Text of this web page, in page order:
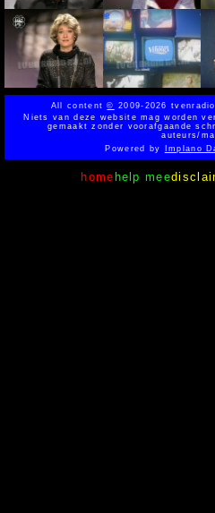
All content© 2009-2026
Niets van deze website mag worden
gemaakt zonder voorafgaande
auteurs/
Powered by
home help mee